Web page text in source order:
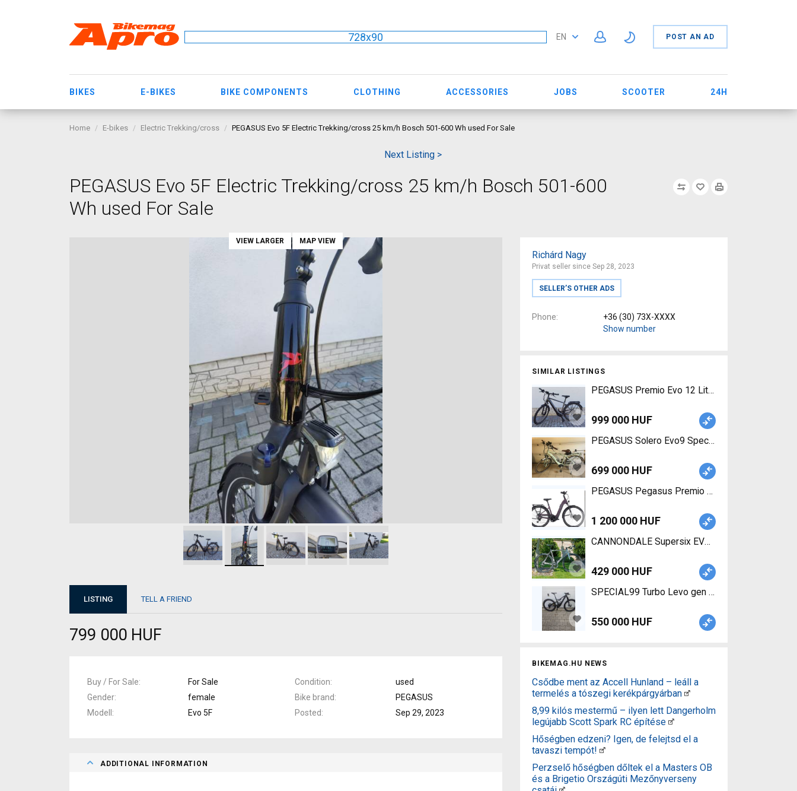
728x90 EN POST AN AD
BIKES E-BIKES BIKE COMPONENTS CLOTHING ACCESSORIES JOBS SCOOTER 24H
Home E-bikes Electric Trekking/cross PEGASUS Evo 5F Electric Trekking/cross 25 km/h Bosch 501-600 Wh used For Sale
Next Listing >
PEGASUS Evo 5F Electric Trekking/cross 25 km/h Bosch 501-600
Wh used For Sale
Richárd Nagy
Privat seller since Sep 28, 2023
SELLER’S OTHER ADS
Phone
+36 (30) 73X-XXXX
Show number
SIMILAR LISTINGS
PEGASUS Premio Evo 12 Lite Electric Trekking/
999 000 HUF
PEGASUS Solero Evo9 Special Edition Electric
699 000 HUF
PEGASUS Pegasus Premio Evo 11 Lite 750
1 200 000 HUF
CANNONDALE Supersix EVO Hi-Mod Road bike
429 000 HUF
SPECIAL99 Turbo Levo gen 1 Electric Mountain
550 000 HUF
BIKEMAG.HU NEWS
Csődbe ment az Accell Hunland – leáll a
termelés a tószegi kerékpárgyárban
8,99 kilós mestermű – ilyen lett Dangerholm
legújabb Scott Spark RC építése
Hőségben edzeni? Igen, de felejtsd el a
tavaszi tempót!
Perzselő hőségben dőltek el a Masters OB
és a Brigetio Országúti Mezőnyverseny
VIEW LARGER MAP VIEW
LISTING TELL A FRIEND
799 000 HUF
Buy / For Sale For Sale Condition
used
Gender
female Bike brand
PEGASUS
Modell
Evo 5F Posted Sep 29, 2023
ADDITIONAL INFORMATION